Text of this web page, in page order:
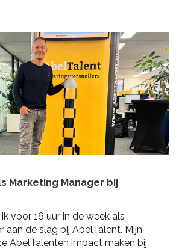
Marketing Manager bij
voor 16 uur in de week als
aan de slag bij AbelTalent. Mijn
AbelTalenten impact maken bij